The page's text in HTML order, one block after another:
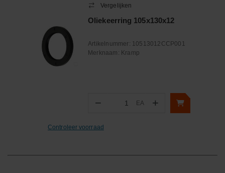
Vergelijken
Oliekeerring 105x130x12
Artikelnummer: 10513012CCP001
Merknaam: Kramp
− Aantal
EA +
Controleer voorraad